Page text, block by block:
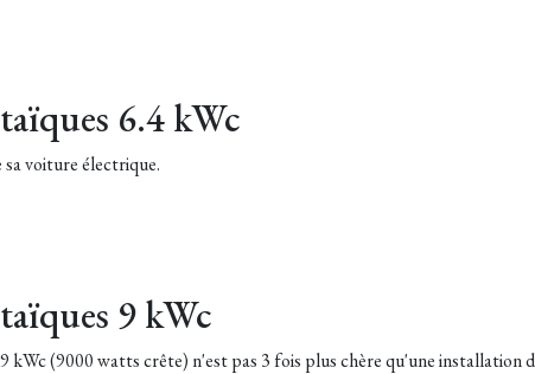
6.4 kWc
voiture électrique.
9 kWc
(9000 watts crête) n'est pas 3 fois plus chère qu'une installation